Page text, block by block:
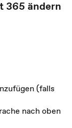
365 ändern
(falls
nach oben